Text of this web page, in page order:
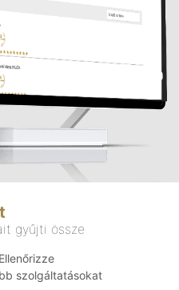
gyűjti össze
szolgáltatásokat